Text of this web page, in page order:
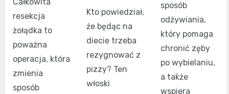
resekcja
żołądka to
poważna
operacja, która
zmienia
sposób
Kto powiedział,
że będąc na
diecie trzeba
rezygnować z
pizzy? Ten
włoski
sposób
odżywiania,
który pomaga
chronić zęby
po wybielaniu,
a także
wspiera